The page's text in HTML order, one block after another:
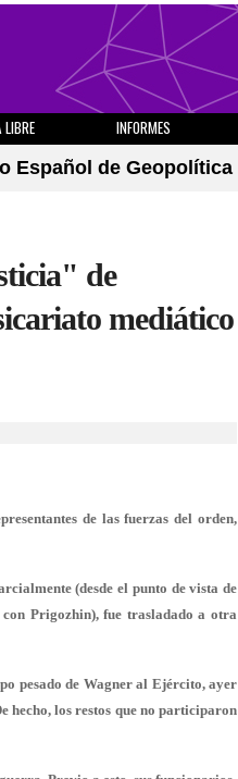
INFORMES
Español de Geopolítica
de
mediático
de las fuerzas del orden,
(desde el punto de vista de
Prigozhin), fue trasladado a otra
pesado de Wagner al Ejército, ayer
hecho, los restos que no participaron